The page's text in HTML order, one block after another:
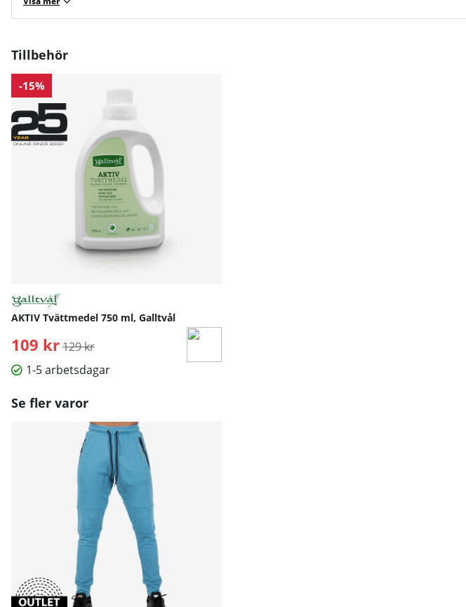
Tillbehör
-15%
AKTIV Tvättmedel 750 ml, Galltvål
109 kr Ordinarie pris:
129 kr
1-5 arbetsdagar
Se fler varor